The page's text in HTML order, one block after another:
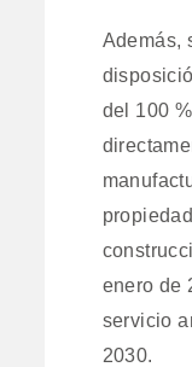
Además,
del 100
enero de
servicio
2030.